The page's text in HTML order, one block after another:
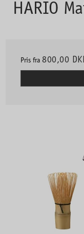
HARIO
Pris fra 800,00